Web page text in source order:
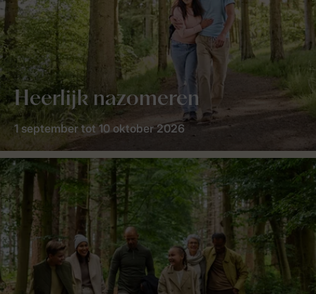
Heerlijk nazomeren
1 september tot 10 oktober 2026